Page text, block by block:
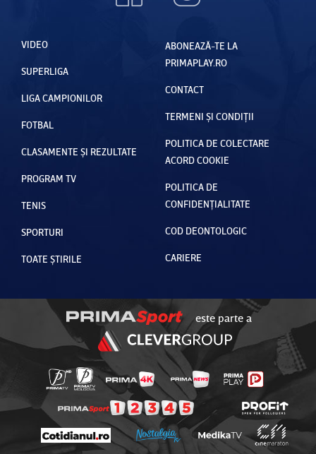
VIDEO
SUPERLIGA
LIGA CAMPIONILOR
FOTBAL
CLASAMENTE ȘI REZULTATE
PROGRAM TV
TENIS
SPORTURI
TOATE ȘTIRILE
ABONEAZĂ-TE LA
PRIMAPLAY.RO
CONTACT
TERMENI ȘI CONDIȚII
POLITICA DE COLECTARE
ACORD COOKIE
POLITICA DE
CONFIDENȚIALITATE
COD DEONTOLOGIC
CARIERE
este parte a